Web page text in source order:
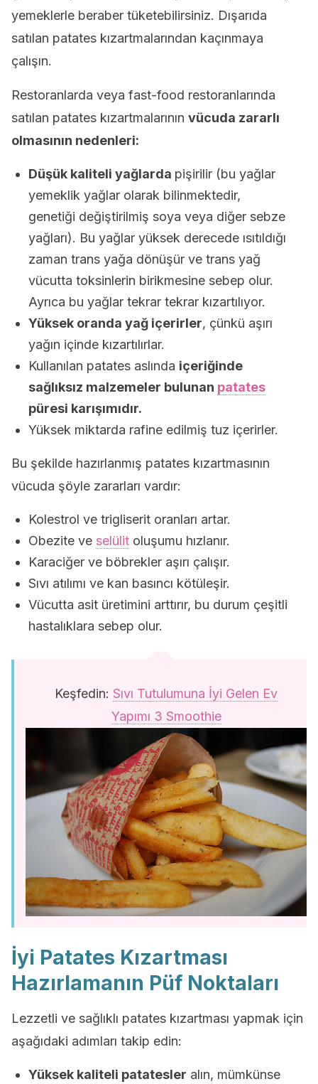
yemeklerle beraber tüketebilirsiniz. Dışarıda
satılan patates kızartmalarından kaçınmaya
çalışın.
Restoranlarda veya fast-food restoranlarında
satılan patates kızartmalarının vücuda zararlı
olmasının nedenleri:
Düşük kaliteli yağlarda pişirilir (bu yağlar
yemeklik yağlar olarak bilinmektedir,
genetiği değiştirilmiş soya veya diğer sebze
yağları). Bu yağlar yüksek derecede ısıtıldığı
zaman trans yağa dönüşür ve trans yağ
vücutta toksinlerin birikmesine sebep olur.
Ayrıca bu yağlar tekrar tekrar kızartılıyor.
Yüksek oranda yağ içerirler, çünkü aşırı
yağın içinde kızartılırlar.
Kullanılan patates aslında içeriğinde
sağlıksız malzemeler bulunan patates
püresi karışımıdır.
Yüksek miktarda rafine edilmiş tuz içerirler.
Bu şekilde hazırlanmış patates kızartmasının
vücuda şöyle zararları vardır:
Kolestrol ve trigliserit oranları artar.
Obezite ve selülit oluşumu hızlanır.
Karaciğer ve böbrekler aşırı çalışır.
Sıvı atılımı ve kan basıncı kötüleşir.
Vücutta asit üretimini arttırır, bu durum çeşitli
hastalıklara sebep olur.
Keşfedin: Sıvı Tutulumuna İyi Gelen Ev
Yapımı 3 Smoothie
İyi Patates Kızartması
Hazırlamanın Püf Noktaları
Lezzetli ve sağlıklı patates kızartması yapmak için
aşağıdaki adımları takip edin:
Yüksek kaliteli patatesler alın, mümkünse